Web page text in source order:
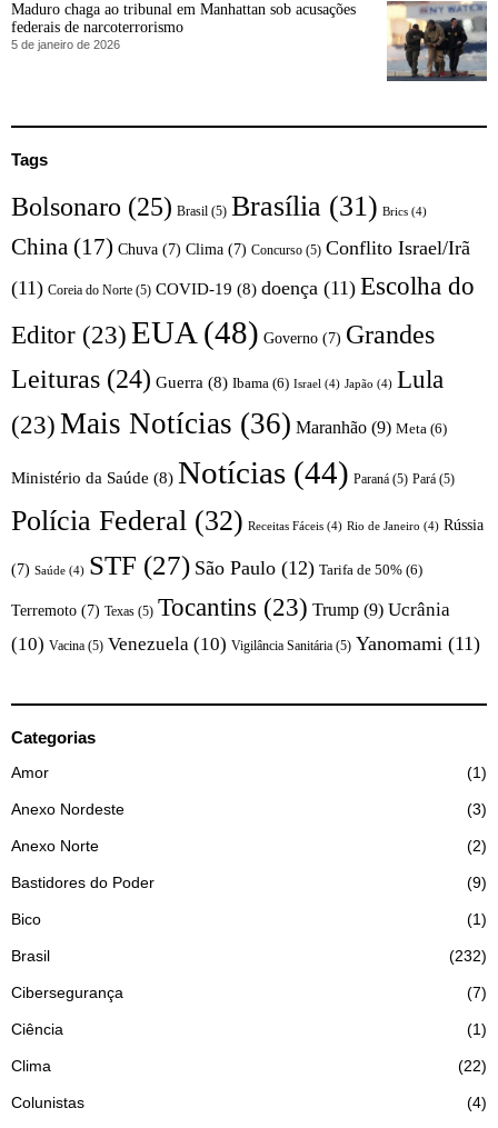
Maduro chaga ao tribunal em Manhattan sob acusações
federais de narcoterrorismo
5 de janeiro de 2026
Tags
Bolsonaro (25) Brasil (5) Brasília (31) Brics (4)
China (17) Chuva (7) Clima (7) Concurso (5) Conflito Israel/Irã
(11) Coreia do Norte (5) COVID-19 (8) doença (11) Escolha do
Editor (23)EUA (48) Governo (7) Grandes
Leituras (24) Guerra (8) Ibama (6) Israel (4) Japão (4) Lula
(23)Mais Notícias (36) Maranhão (9) Meta (6)
Ministério da Saúde (8) Notícias (44) Paraná (5) Pará (5)
Polícia Federal (32) Receitas Fáceis (4) Rio de Janeiro (4) Rússia
(7) Saúde (4) STF (27) São Paulo (12) Tarifa de 50% (6)
Terremoto (7) Texas (5) Tocantins (23) Trump (9) Ucrânia
(10) Vacina (5) Venezuela (10) Vigilância Sanitária (5) Yanomami (11)
Categorias
Amor 1
Anexo Nordeste 3
Anexo Norte 2
Bastidores do Poder 9
Bico 1
Brasil 232
Cibersegurança 7
Ciência 1
Clima 22
Colunistas 4